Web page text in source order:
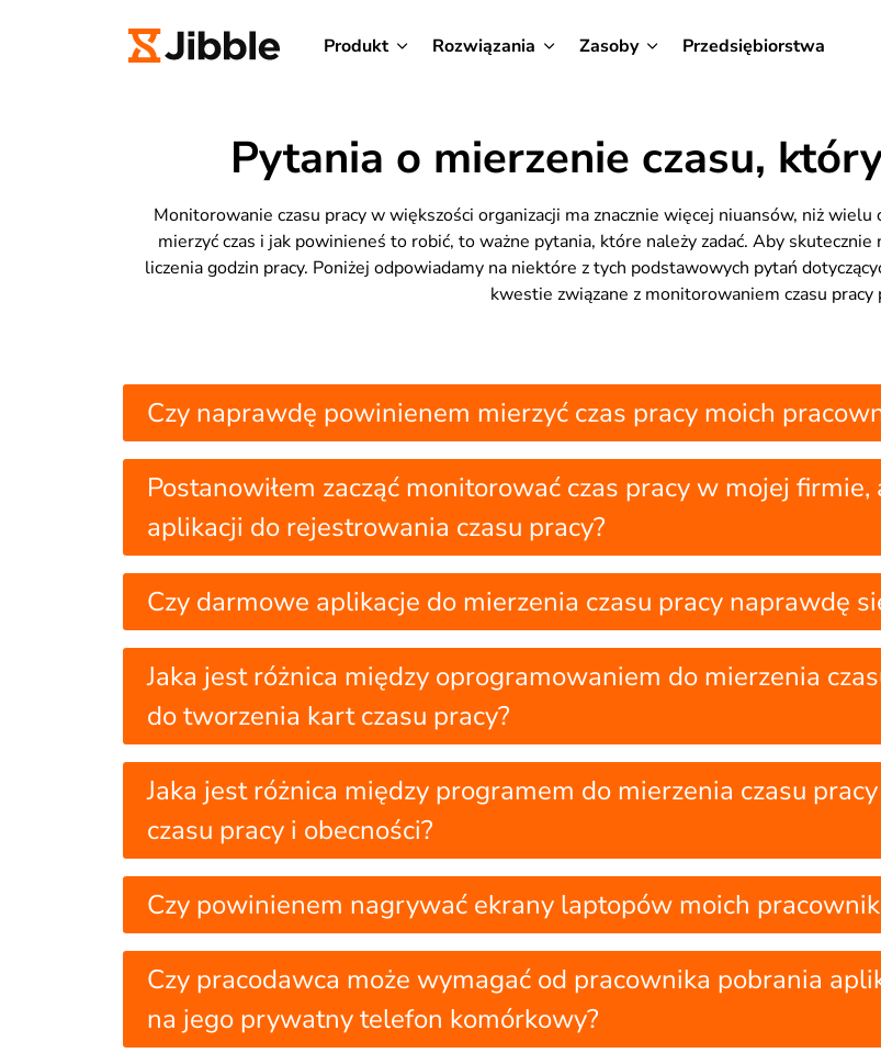
Produkt Rozwiązania Zasoby Przedsiębiorstwa
Pytania o mierzenie czasu,
Monitorowanie czasu pracy w większości organizacji ma znacznie więcej niuansów, niż
mierzyć czas i jak powinieneś to robić, to ważne pytania, które należy zadać. Aby
liczenia godzin pracy. Poniżej odpowiadamy na niektóre z tych podstawowych pytań
kwestie związane z monitorowaniem czasu pracy
Czy naprawdę powinienem mierzyć czas pracy moich
Postanowiłem zacząć monitorować czas pracy w mojej
aplikacji do rejestrowania czasu pracy?
Czy darmowe aplikacje do mierzenia czasu pracy naprawdę
Jaka jest różnica między oprogramowaniem do mierzenia
do tworzenia kart czasu pracy?
Jaka jest różnica między programem do mierzenia czasu
czasu pracy i obecności?
Czy powinienem nagrywać ekrany laptopów moich
Czy pracodawca może wymagać od pracownika pobrania
na jego prywatny telefon komórkowy?